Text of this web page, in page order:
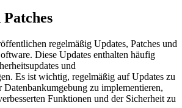
regelmäßig Updates, Patches und
Diese Updates enthalten häufig
und
Es ist wichtig, regelmäßig auf Updates zu
Datenbankumgebung zu implementieren,
Funktionen und der Sicherheit zu